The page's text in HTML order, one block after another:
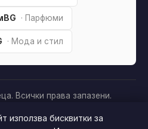
· Парфюми
· Мода и стил
Всички права запазени.
Този сайт е независим и
линкове. Когато купите
използва бисквитки за